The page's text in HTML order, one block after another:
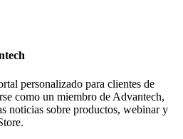
personalizado para clientes de
como un miembro de Advantech,
noticias sobre productos, webinar y